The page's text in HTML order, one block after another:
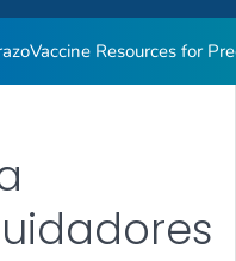
Vaccine Resources for